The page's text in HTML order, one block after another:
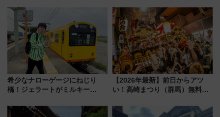
ZOO」開催情報
たち
希少なナローゲージにねじり
橋！ジェラートがミルキー
278回目の舞台は「三岐鉄道北
【2026年最新】前日からアツ
い！高崎まつり（群馬）無料観
しまで